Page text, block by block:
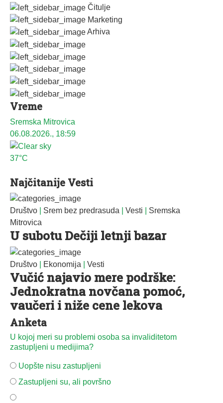
Čitulje
Marketing
Arhiva
Vreme
Sremska Mitrovica
06.08.2026., 18:59
37°C
Najčitanije Vesti
Društvo Srem bez predrasuda Vesti
Sremska
Mitrovica
U subotu Dečiji letnji bazar
Društvo Ekonomija Vesti
Vučić najavio mere podrške:
Jednokratna novčana pomoć,
vaučeri i niže cene lekova
Anketa
U kojoj meri su problemi osoba sa invaliditetom
zastupljeni u medijima?
Uopšte nisu zastupljeni
Zastupljeni su, ali površno